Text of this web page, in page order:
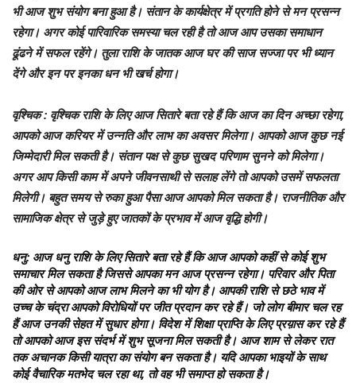
भी आज शुभ संयोग बना हुआ है। संतान के कार्यक्षेत्र में प्रगति होने से मन प्रसन्न
रहेगा। अगर कोई पारिवारिक समस्या चल रही है तो आज आप उसका समाधान
ढूंढने में सफल रहेंगे। तुला राशि के जातक आज घर की साज सज्जा पर भी ध्यान
देंगे और इन पर इनका धन भी खर्च होगा।
वृश्चिक: वृश्चिक राशि के लिए आज सितारे बता रहे हैं कि आज का दिन अच्छा रहेगा,
आपको आज करियर में उन्नति और लाभ का अवसर मिलेगा। आपको आज कुछ नई
जिम्मेदारी मिल सकती है। संतान पक्ष से कुछ सुखद परिणाम सुनने को मिलेगा।
अगर आप किसी काम में अपने जीवनसाथी से सलाह लेंगे तो आपको उसमें सफलता
मिलेगी। बहुत समय से रुका हुआ पैसा आज आपको मिल सकता है। राजनीतिक और
सामाजिक क्षेत्र से जुड़े हुए जातकों के प्रभाव में आज वृद्धि होगी।
धनु: आज धनु राशि के लिए सितारे बता रहे हैं कि आज आपको कहीं से कोई शुभ
समाचार मिल सकता है जिससे आपका मन आज प्रसन्न रहेगा। परिवार और पिता
की ओर से आपको आज लाभ मिलने का भी योग है। आपकी राशि से छठे भाव में
उच्च के चंद्रा आपको विरोधियों पर जीत प्रदान कर रहे हैं। जो लोग बीमार चल रह
हैं आज उनकी सेहत में सुधार होगा। विदेश में शिक्षा प्राप्ति के लिए प्रय़ास कर रहे हैं
तो आपको आज इस संदर्भ में शुभ सूजना मिल सकती है। आज शाम से लेकर रात
तक अचानक किसी यात्रा का संयोग बन सकता है। यदि आपका भाइयों के साथ
कोई वैचारिक मतभेद चल रहा था, तो वह भी समाप्त हो सकता है।